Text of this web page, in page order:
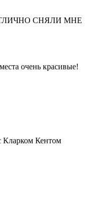
СНЯЛИ МНЕ
очень красивые!
Кларком Кентом